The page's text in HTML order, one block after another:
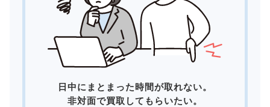
日中にまとまった時間が取れない。
非対面で買取してもらいたい。